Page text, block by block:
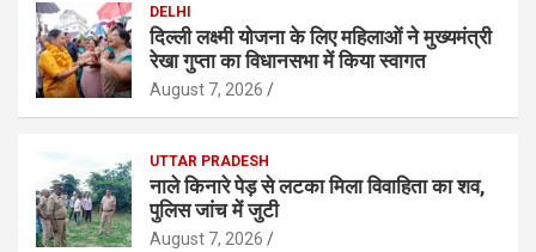
DELHI
दिल्ली लक्ष्मी योजना के लिए महिलाओं ने मुख्यमंत्री
रेखा गुप्ता का विधानसभा में किया स्वागत
August 7, 2026
UTTAR PRADESH
नाले किनारे पेड़ से लटका मिला विवाहिता का शव,
पुलिस जांच में जुटी
August 7, 2026